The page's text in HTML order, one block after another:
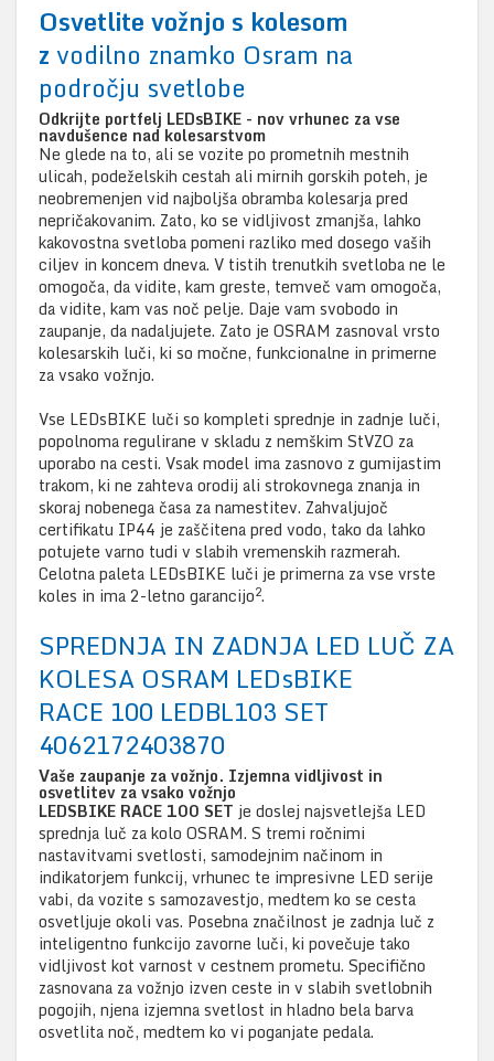
Osvetlite vožnjo s kolesom
z vodilno znamko Osram na
področju svetlobe
Odkrijte portfelj LEDsBIKE - nov vrhunec za vse
navdušence nad kolesarstvom
Ne glede na to, ali se vozite po prometnih mestnih
ulicah, podeželskih cestah ali mirnih gorskih poteh, je
neobremenjen vid najboljša obramba kolesarja pred
nepričakovanim. Zato, ko se vidljivost zmanjša, lahko
kakovostna svetloba pomeni razliko med dosego vaših
ciljev in koncem dneva. V tistih trenutkih svetloba ne le
omogoča, da vidite, kam greste, temveč vam omogoča,
da vidite, kam vas noč pelje. Daje vam svobodo in
zaupanje, da nadaljujete. Zato je OSRAM zasnoval vrsto
kolesarskih luči, ki so močne, funkcionalne in primerne
za vsako vožnjo.
Vse LEDsBIKE luči so kompleti sprednje in zadnje luči,
popolnoma regulirane v skladu z nemškim StVZO za
uporabo na cesti. Vsak model ima zasnovo z gumijastim
trakom, ki ne zahteva orodij ali strokovnega znanja in
skoraj nobenega časa za namestitev. Zahvaljujoč
certifikatu IP44 je zaščitena pred vodo, tako da lahko
potujete varno tudi v slabih vremenskih razmerah.
Celotna paleta LEDsBIKE luči je primerna za vse vrste
koles in ima 2-letno garancijo2.
SPREDNJA IN ZADNJA LED LUČ ZA
KOLESA OSRAM LEDsBIKE
RACE 100 LEDBL103 SET
4062172403870
Vaše zaupanje za vožnjo. Izjemna vidljivost in
osvetlitev za vsako vožnjo
LEDSBIKE RACE 100 SET je doslej najsvetlejša LED
sprednja luč za kolo OSRAM. S tremi ročnimi
nastavitvami svetlosti, samodejnim načinom in
indikatorjem funkcij, vrhunec te impresivne LED serije
vabi, da vozite s samozavestjo, medtem ko se cesta
osvetljuje okoli vas. Posebna značilnost je zadnja luč z
inteligentno funkcijo zavorne luči, ki povečuje tako
vidljivost kot varnost v cestnem prometu. Specifično
zasnovana za vožnjo izven ceste in v slabih svetlobnih
pogojih, njena izjemna svetlost in hladno bela barva
osvetlita noč, medtem ko vi poganjate pedala.